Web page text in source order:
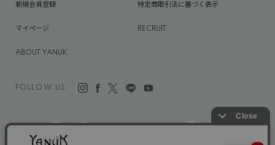
FOLLOW US
新規会員登録 特定商取引法に基づく表示
マイページ RECRUIT
ABOUT YANUK